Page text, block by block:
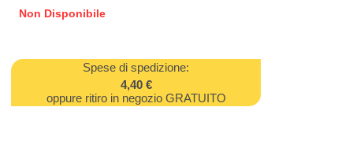
Non Disponibile
Spese di spedizione:
4,40 €
oppure ritiro in negozio GRATUITO